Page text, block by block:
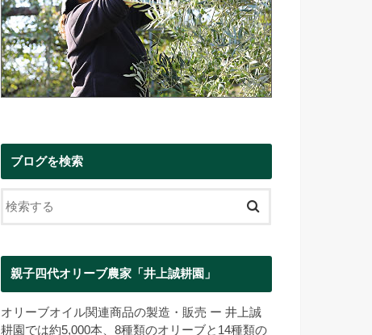
ブログを検索
親子四代オリーブ農家「井上誠耕園」
オリーブオイル関連商品の製造・販売 ー 井上誠
耕園では約5,000本、8種類のオリーブと14種類の